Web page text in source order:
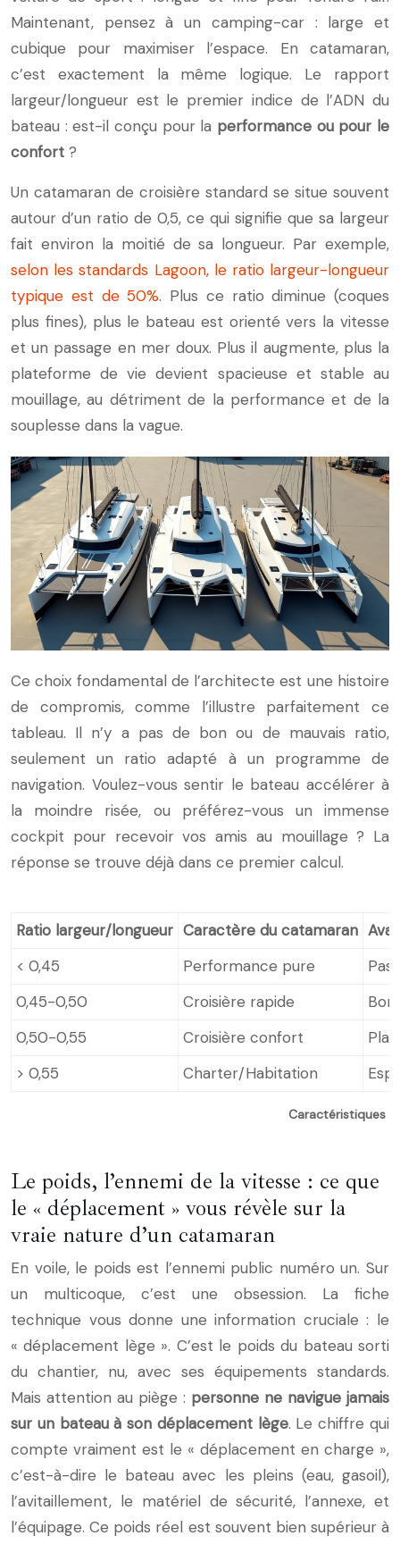
Maintenant, pensez à un camping-car : large et
cubique pour maximiser l’espace. En catamaran,
c’est exactement la même logique. Le rapport
largeur/longueur est le premier indice de l’ADN du
bateau : est-il conçu pour la performance ou pour le
confort ?
Un catamaran de croisière standard se situe souvent
autour d’un ratio de 0,5, ce qui signifie que sa largeur
fait environ la moitié de sa longueur. Par exemple,
selon les standards Lagoon, le ratio largeur-longueur
typique est de 50%. Plus ce ratio diminue (coques
plus fines), plus le bateau est orienté vers la vitesse
et un passage en mer doux. Plus il augmente, plus la
plateforme de vie devient spacieuse et stable au
mouillage, au détriment de la performance et de la
souplesse dans la vague.
Ce choix fondamental de l’architecte est une histoire
de compromis, comme l’illustre parfaitement ce
tableau. Il n’y a pas de bon ou de mauvais ratio,
seulement un ratio adapté à un programme de
navigation. Voulez-vous sentir le bateau accélérer à
la moindre risée, ou préférez-vous un immense
cockpit pour recevoir vos amis au mouillage ? La
réponse se trouve déjà dans ce premier calcul.
Caractéristiques
Ratio largeur/longueur Caractère du catamaran
< 0,45
Performance pure
0,45-0,50
Croisière rapide
0,50-0,55
Croisière confort
> 0,55
Charter/Habitation
Le poids, l’ennemi de la vitesse : ce que
le « déplacement » vous révèle sur la
vraie nature d’un catamaran
En voile, le poids est l’ennemi public numéro un. Sur
un multicoque, c’est une obsession. La fiche
technique vous donne une information cruciale : le
« déplacement lège ». C’est le poids du bateau sorti
du chantier, nu, avec ses équipements standards.
Mais attention au piège : personne ne navigue jamais
sur un bateau à son déplacement lège. Le chiffre qui
compte vraiment est le « déplacement en charge »,
c’est-à-dire le bateau avec les pleins (eau, gasoil),
l’avitaillement, le matériel de sécurité, l’annexe, et
l’équipage. Ce poids réel est souvent bien supérieur à